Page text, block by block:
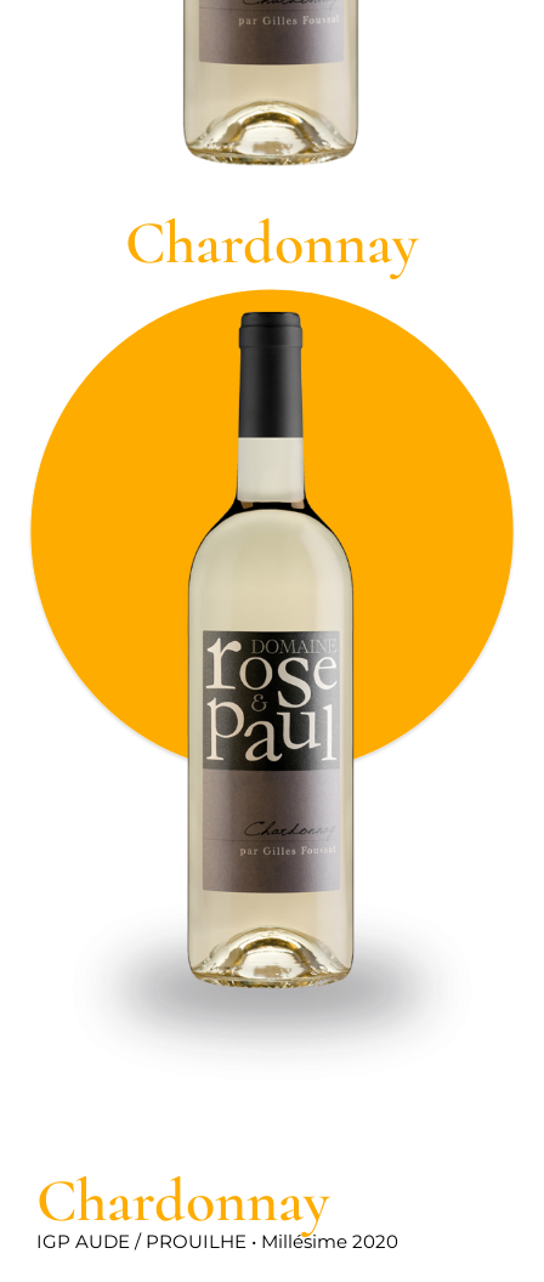
Chardonnay
Chardonnay
IGP AUDE / PROUILHE • Millésime 2020